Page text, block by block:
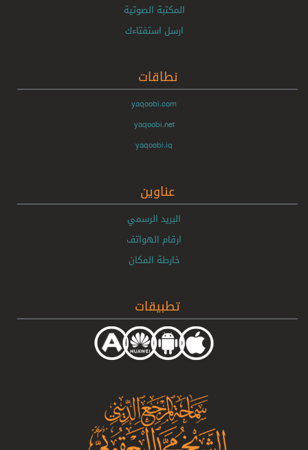
المكتبة الصوتية
ارسل استفتاءك
نطاقات
yaqoobi.com
yaqoobi.net
yaqoobi.iq
عناوين
البريد الرسمي
ارقام الهواتف
خارطة المكان
تطبيقات